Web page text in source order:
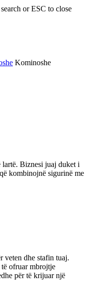
or ESC to close
Kominoshe
Biznesi juaj duket i
kombinojnë sigurinë me
veten dhe stafin tuaj.
ofruar mbrojtje
për të krijuar një